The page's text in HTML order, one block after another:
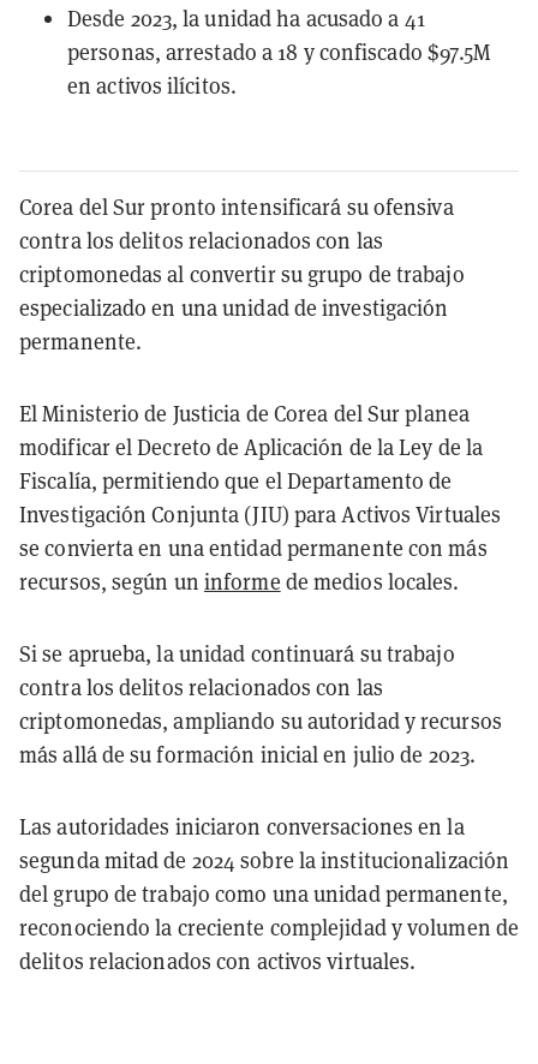
Desde 2023, la unidad ha acusado a 41
personas, arrestado a 18 y confiscado $97.5M
en activos ilícitos.
Corea del Sur pronto intensificará su ofensiva
contra los delitos relacionados con las
criptomonedas al convertir su grupo de trabajo
especializado en una unidad de investigación
permanente.
El Ministerio de Justicia de Corea del Sur planea
modificar el Decreto de Aplicación de la Ley de la
Fiscalía, permitiendo que el Departamento de
Investigación Conjunta (JIU) para Activos Virtuales
se convierta en una entidad permanente con más
recursos, según un informe de medios locales.
Si se aprueba, la unidad continuará su trabajo
contra los delitos relacionados con las
criptomonedas, ampliando su autoridad y recursos
más allá de su formación inicial en julio de 2023.
Las autoridades iniciaron conversaciones en la
segunda mitad de 2024 sobre la institucionalización
del grupo de trabajo como una unidad permanente,
reconociendo la creciente complejidad y volumen de
delitos relacionados con activos virtuales.